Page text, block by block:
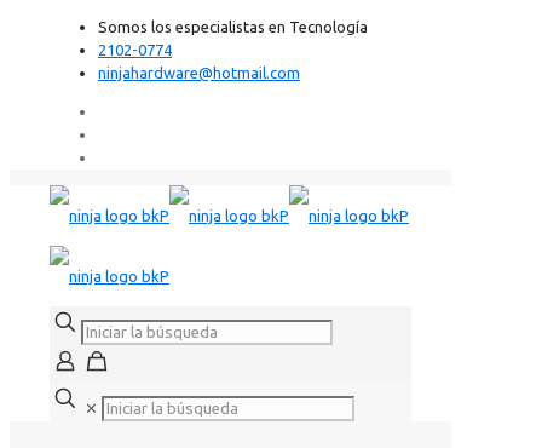
Somos los especialistas en Tecnología
2102-0774
ninjahardware@hotmail.com
✕